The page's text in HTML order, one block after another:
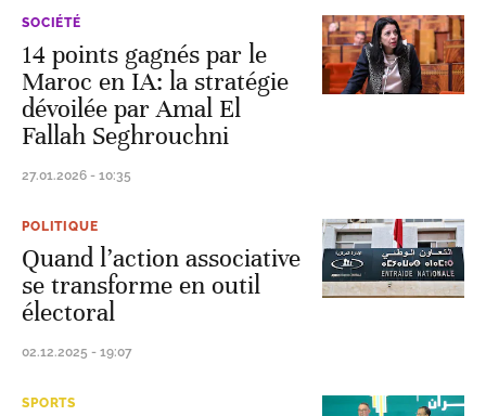
SOCIÉTÉ
14 points gagnés par le
Maroc en IA: la stratégie
dévoilée par Amal El
Fallah Seghrouchni
27.01.2026 - 10:35
POLITIQUE
Quand l’action associative
se transforme en outil
électoral
02.12.2025 - 19:07
SPORTS